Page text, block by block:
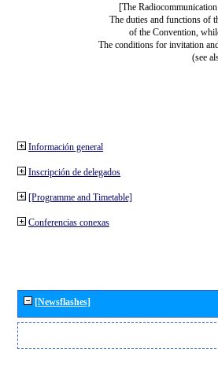
[The
The duties and functions of
of the Convention,
The conditions for invitation
(see
Información general
Inscripción de delegados
[Programme and Timetable]
Conferencias conexas
[Newsflashes]